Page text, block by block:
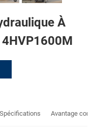
À
Spécifications Avantage